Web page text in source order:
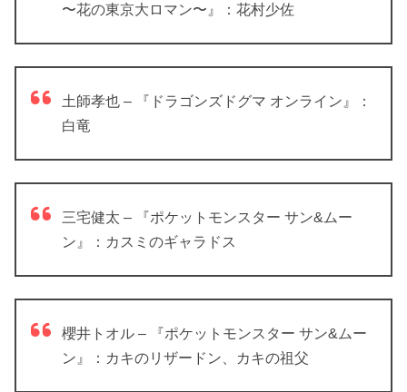
〜花の東京大ロマン〜』：花村少佐
土師孝也 – 『ドラゴンズドグマ オンライン』：
白竜
三宅健太 – 『ポケットモンスター サン&ムー
ン』：カスミのギャラドス
櫻井トオル – 『ポケットモンスター サン&ムー
ン』：カキのリザードン、カキの祖父